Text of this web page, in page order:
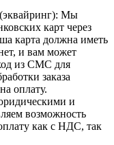
(эквайринг): Мы
карт через
карта должна иметь
и вам может
из СМС для
заказа
оплату.
и
возможность
как с НДС, так